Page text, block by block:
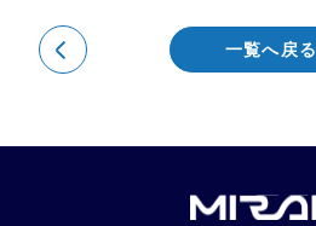
一覧へ戻る